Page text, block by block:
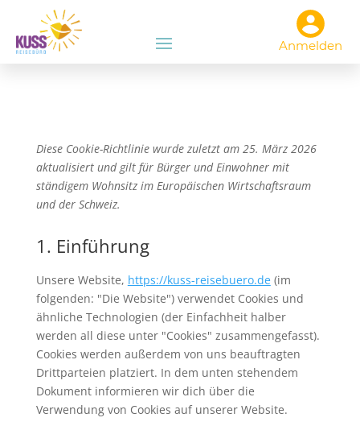
Anmelden
Diese Cookie-Richtlinie wurde zuletzt am 25. März 2026
aktualisiert und gilt für Bürger und Einwohner mit
ständigem Wohnsitz im Europäischen Wirtschaftsraum
und der Schweiz.
1. Einführung
Unsere Website, https://kuss-reisebuero.de(im
folgenden: "Die Website") verwendet Cookies und
ähnliche Technologien (der Einfachheit halber
werden all diese unter "Cookies" zusammengefasst).
Cookies werden außerdem von uns beauftragten
Drittparteien platziert. In dem unten stehendem
Dokument informieren wir dich über die
Verwendung von Cookies auf unserer Website.